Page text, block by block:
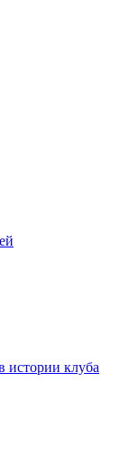
истории клуба